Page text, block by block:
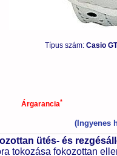
Típus szám: Casio
Árgarancia*
(Ingyenes
ütés- és
tokozása fokozottan